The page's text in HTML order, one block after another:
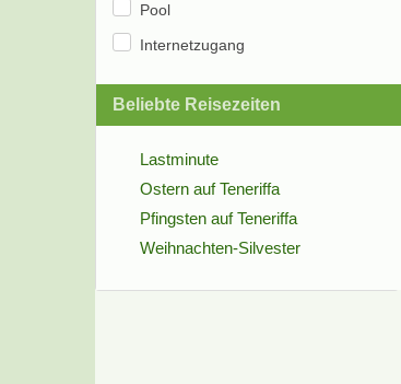
Pool
Internetzugang
Beliebte Reisezeiten
Lastminute
Ostern auf Teneriffa
Pfingsten auf Teneriffa
Weihnachten-Silvester